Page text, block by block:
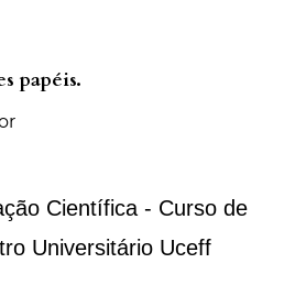
papéis.
Científica - Curso de
Universitário Uceff